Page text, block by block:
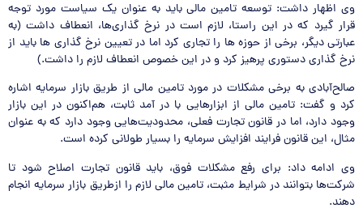
وی اظهار داشت: توسعه تامین مالی باید به عنوان یک سیاست مورد توجه
قرار گیرد که در این راستا، لازم است در نرخ گذاری‌ها، انعطاف داشت (به
عبارتی دیگر، برخی از حوزه ها را تجاری کرد اما در تعیین نرخ گذاری ها باید از
نرخ گذاری دستوری پرهیز کرد و در این خصوص انعطاف لازم را داشت.)
صالح‌آبادی به برخی مشکلات در مورد تامین مالی از طریق بازار سرمایه اشاره
کرد و گفت: تامین مالی از ابزارهایی با در آمد ثابت، هم‌اکنون در این بازار
وجود دارد، اما در قانون تجارت فعلی، محدودیت‌هایی وجود دارد که به عنوان
مثال، این قانون فرایند افزایش سرمایه را بسیار طولانی کرده است.
وی ادامه داد: برای رفع مشکلات فوق، باید قانون تجارت اصلاح شود تا
شرکت‌ها بتوانند در شرایط مثبت، تامین مالی لازم را ازطریق بازار سرمایه انجام
دهند.